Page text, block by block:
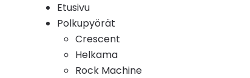
Etusivu
Polkupyörät
Crescent
Helkama
Rock Machine